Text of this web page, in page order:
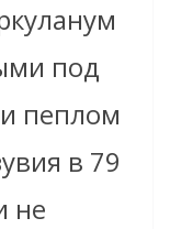
под
пеплом
в 79
не